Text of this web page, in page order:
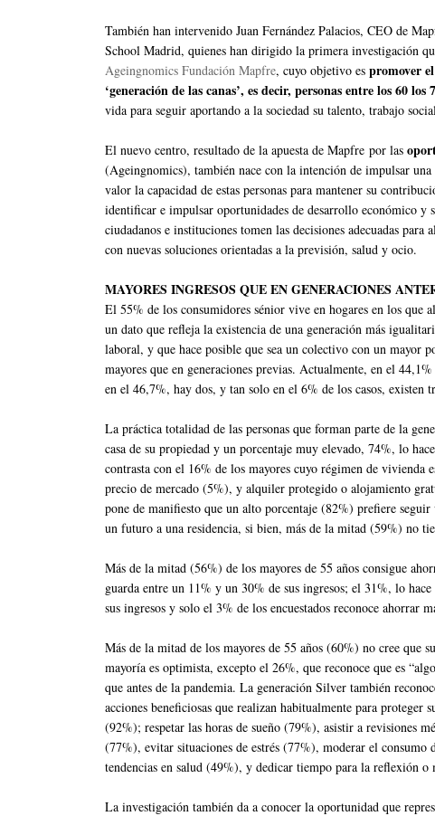
También han intervenido Juan Fernández Palacios, CEO de
School Madrid, quienes han dirigido la primera investigación
Ageingnomics Fundación Mapfre, cuyo objetivo es promover
‘generación de las canas’, es decir, personas entre los 60 los
vida para seguir aportando a la sociedad su talento, trabajo
El nuevo centro, resultado de la apuesta de Mapfre por las
(Ageingnomics), también nace con la intención de impulsar
valor la capacidad de estas personas para mantener su
identificar e impulsar oportunidades de desarrollo económico y
ciudadanos e instituciones tomen las decisiones adecuadas
con nuevas soluciones orientadas a la previsión, salud y ocio.
MAYORES INGRESOS QUE EN GENERACIONES
El 55% de los consumidores sénior vive en hogares en los que
un dato que refleja la existencia de una generación más
laboral, y que hace posible que sea un colectivo con un mayor
mayores que en generaciones previas. Actualmente, en el
en el 46,7%, hay dos, y tan solo en el 6% de los casos, existen
La práctica totalidad de las personas que forman parte de la
casa de su propiedad y un porcentaje muy elevado, 74%, lo
contrasta con el 16% de los mayores cuyo régimen de vivienda
precio de mercado (5%), y alquiler protegido o alojamiento
pone de manifiesto que un alto porcentaje (82%) prefiere
un futuro a una residencia, si bien, más de la mitad (59%) no
Más de la mitad (56%) de los mayores de 55 años consigue
guarda entre un 11% y un 30% de sus ingresos; el 31%, lo
sus ingresos y solo el 3% de los encuestados reconoce ahorrar
Más de la mitad de los mayores de 55 años (60%) no cree que
mayoría es optimista, excepto el 26%, que reconoce que es
que antes de la pandemia. La generación Silver también
acciones beneficiosas que realizan habitualmente para proteger
(92%); respetar las horas de sueño (79%), asistir a revisiones
(77%), evitar situaciones de estrés (77%), moderar el
tendencias en salud (49%), y dedicar tiempo para la reflexión
La investigación también da a conocer la oportunidad que